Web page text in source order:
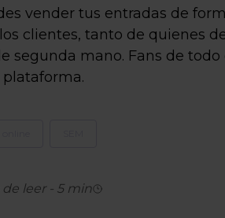
vender tus entradas de
clientes, tanto de quienes
segunda mano. Fans de
plataforma.
leer- 5min